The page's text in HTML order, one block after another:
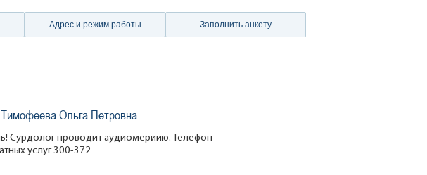
Адрес и режим работы Заполнить анкету
Тимофеева Ольга Петровна
Сурдолог проводит аудиомериию. Телефон
услуг 300-372